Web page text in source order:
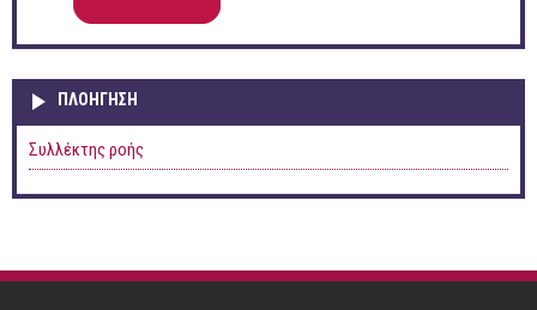
ΠΛΟΉΓΗΣΗ
Συλλέκτης ροής